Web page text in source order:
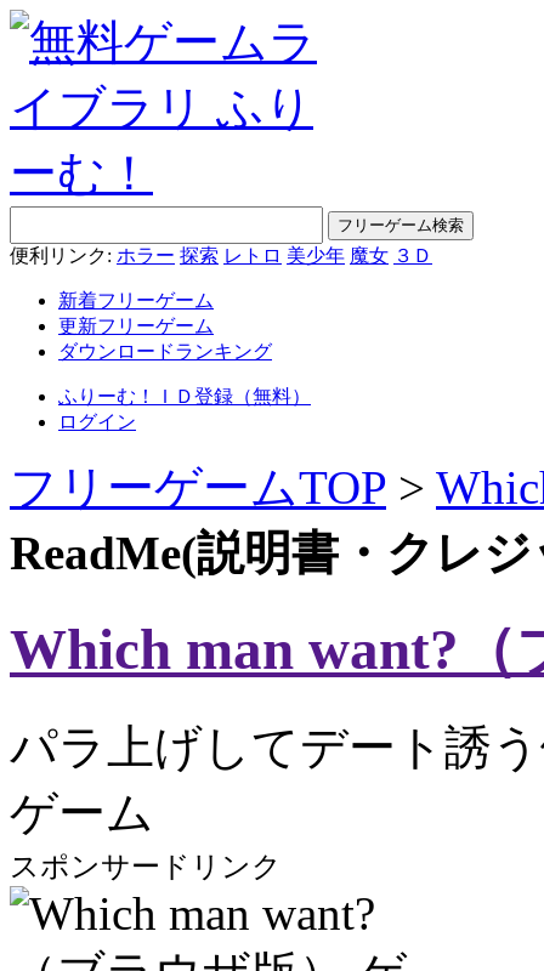
便利リンク: ホラー 探索 レトロ 美少年 魔女 ３Ｄ
新着フリーゲーム
更新フリーゲーム
ダウンロードランキング
ふりーむ！ＩＤ登録（無料）
ログイン
フリーゲームTOP >
ReadMe(説明書・クレ
Which man want?（
パラ上げしてデート誘
ゲーム
スポンサードリンク